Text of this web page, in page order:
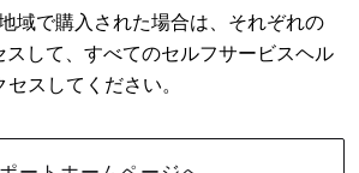
域で購入された場合は、それぞれの
スして、すべてのセルフサービスヘル
スしてください。